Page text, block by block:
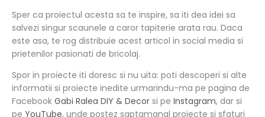
Sper ca proiectul acesta sa te inspire, sa iti dea idei sa
salvezi singur scaunele a caror tapiterie arata rau. Daca
este asa, te rog distribuie acest articol in social media si
prietenilor pasionati de bricolaj.
Spor in proiecte iti doresc si nu uita: poti descoperi si alte
informatii si proiecte inedite urmarindu-ma pe pagina de
Facebook Gabi Ralea DIY & Decor si pe Instagram, dar si
pe YouTube, unde postez saptamanal proiecte si sfaturi